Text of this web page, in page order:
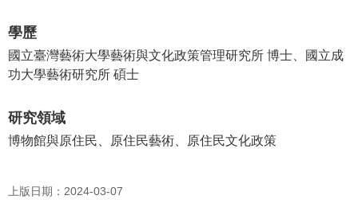
認
識
們
便
務
學歷
國立臺灣藝術大學藝術與文化政策管理研究所 博士、國立成
功大學藝術研究所 碩士
研究領域
博物館與原住民、原住民藝術、原住民文化政策
上版日期：2024-03-07